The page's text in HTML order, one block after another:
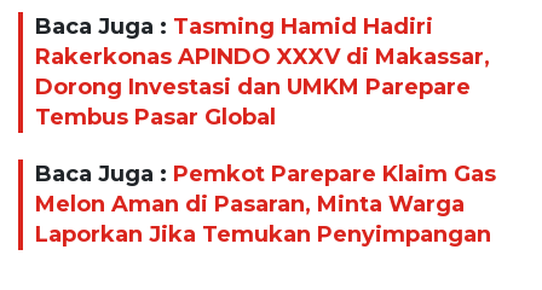
Baca Juga : Tasming Hamid Hadiri
Rakerkonas APINDO XXXV di Makassar,
Dorong Investasi dan UMKM Parepare
Tembus Pasar Global
Baca Juga : Pemkot Parepare Klaim Gas
Melon Aman di Pasaran, Minta Warga
Laporkan Jika Temukan Penyimpangan